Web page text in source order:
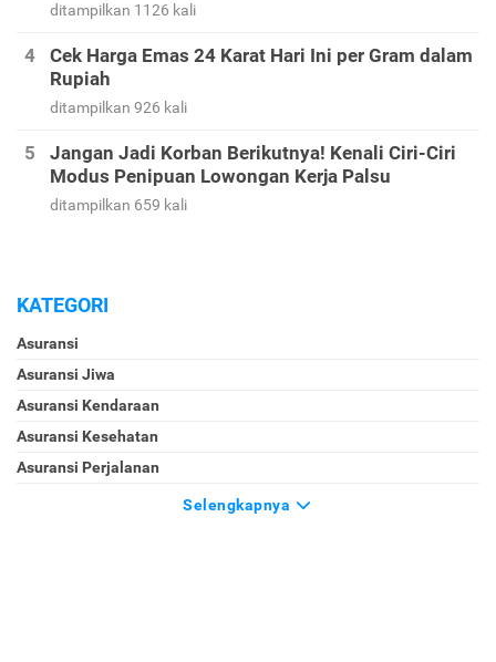
ditampilkan 1126 kali
Cek Harga Emas 24 Karat Hari Ini per Gram dalam
Rupiah
ditampilkan 926 kali
Jangan Jadi Korban Berikutnya! Kenali Ciri-Ciri
Modus Penipuan Lowongan Kerja Palsu
ditampilkan 659 kali
KATEGORI
Asuransi
Asuransi Jiwa
Asuransi Kendaraan
Asuransi Kesehatan
Asuransi Perjalanan
Selengkapnya